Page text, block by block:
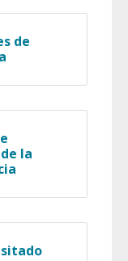
de
la